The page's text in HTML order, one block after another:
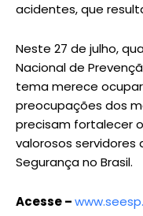
acidentes, que
Neste 27 de julho,
Nacional de
tema merece
preocupações dos
precisam fortalecer
valorosos servidores
Segurança no Brasil.
Acesse –